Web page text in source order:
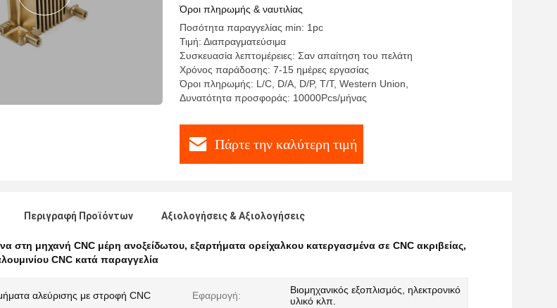
Όροι πληρωμής & ναυτιλίας
Ποσότητα παραγγελίας min: 1pc
Τιμή: Διαπραγματεύσιμα
Συσκευασία λεπτομέρειες: Σαν απαίτηση του πελάτη
Χρόνος παράδοσης: 7-15 ημέρες εργασίας
Όροι πληρωμής: L/C, D/A, D/P, T/T, Western Union,
Δυνατότητα προσφοράς: 10000Pcs/μήνας
Πάρτε την καλύτερη τιμή
Περιγραφή Προϊόντων Αξιολογήσεις & Αξιολογήσεις
στη μηχανή CNC μέρη ανοξείδωτου, εξαρτήματα ορείχαλκου κατεργασμένα σε CNC ακριβείας,
CNC κατά παραγγελία
αλεύρισης με στροφή CNC Εφαρμογή:
Βιομηχανικός εξοπλισμός, ηλεκτρονικό
υλικό κλπ.